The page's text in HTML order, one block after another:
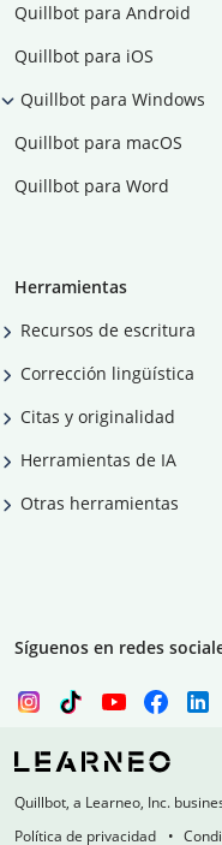
Quillbot para Android
Quillbot para iOS
Quillbot para Windows
Quillbot para macOS
Quillbot para Word
Herramientas
Recursos de escritura
Corrección lingüística
Citas y originalidad
Herramientas de IA
Otras herramientas
Síguenos en redes
Quillbot, a Learneo, Inc.
Política de privacidad